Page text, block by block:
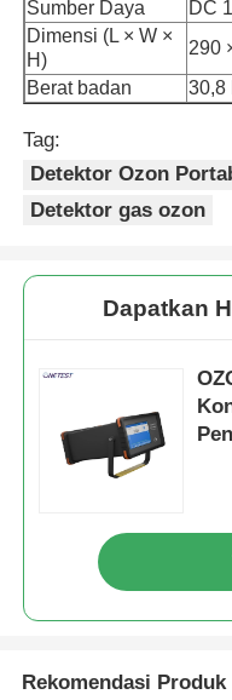
Sensor Sinar-X
Sistem Pemantauan
detektor radon
Monitor ion negatif
Detektor PM2,5
Penghitung Partikel
Sistem pemantauan
Sumber Daya
DC
Dimensi (L × W ×
H)
290
Berat badan
30,8
Tag:
Detektor Ozon
Detektor gas ozon
Dapatkan
Rekomendasi Produk